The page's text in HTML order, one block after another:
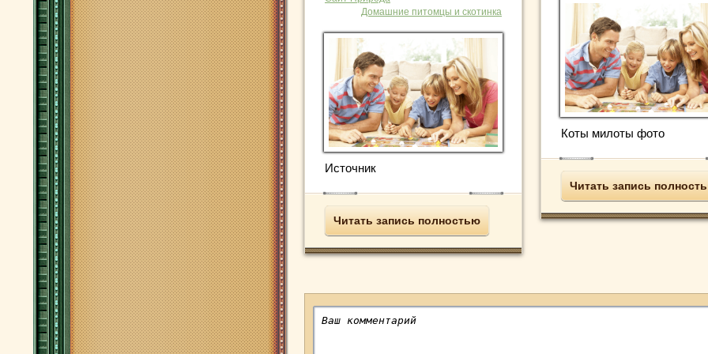
Домашние питомцы и скотинка
Источник
Читать запись полностью
Коты милоты фото
Читать запись